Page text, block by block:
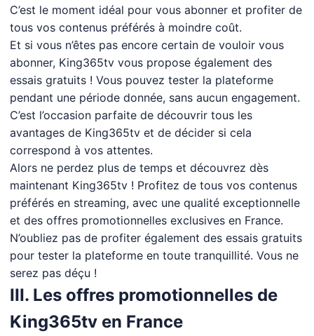
C’est le moment idéal pour vous abonner et profiter de
tous vos contenus préférés à moindre coût.
Et si vous n’êtes pas encore certain de vouloir vous
abonner, King365tv vous propose également des
essais gratuits ! Vous pouvez tester la plateforme
pendant une période donnée, sans aucun engagement.
C’est l’occasion parfaite de découvrir tous les
avantages de King365tv et de décider si cela
correspond à vos attentes.
Alors ne perdez plus de temps et découvrez dès
maintenant King365tv ! Profitez de tous vos contenus
préférés en streaming, avec une qualité exceptionnelle
et des offres promotionnelles exclusives en France.
N’oubliez pas de profiter également des essais gratuits
pour tester la plateforme en toute tranquillité. Vous ne
serez pas déçu !
III. Les offres promotionnelles de
King365tv en France